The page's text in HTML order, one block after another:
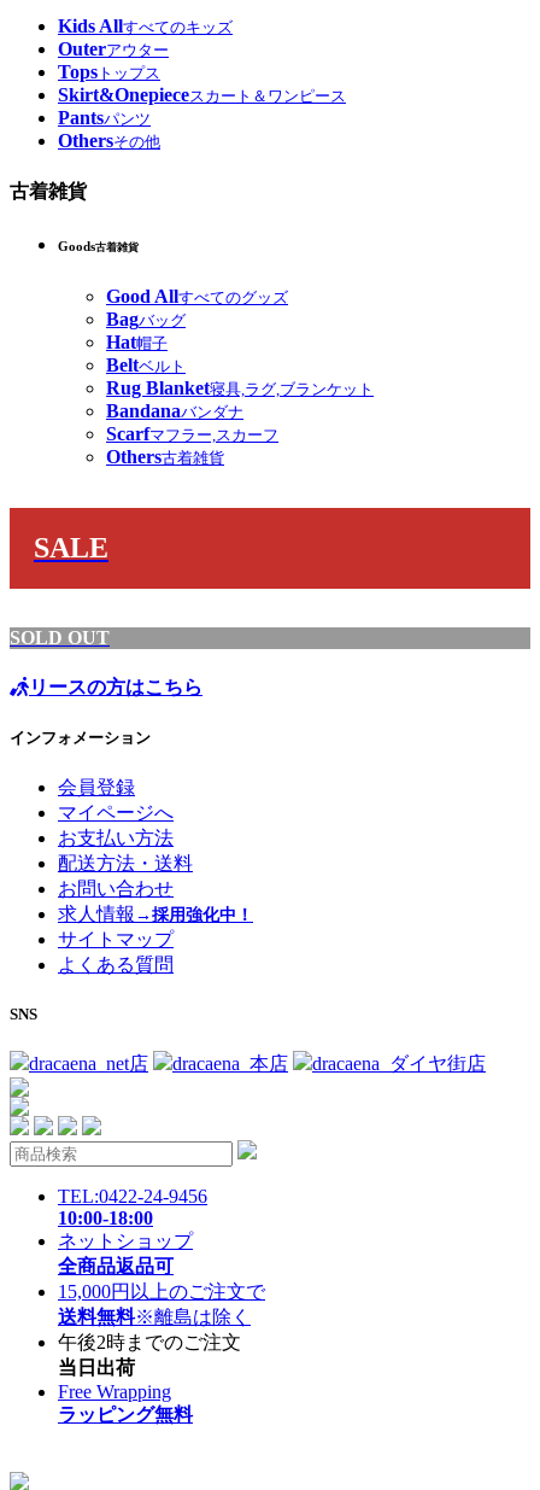
Kids Allすべてのキッズ
Outerアウター
Tops トップス
Skirt&Onepieceスカート＆ワンピース
Pantsパンツ
Othersその他
古着雑貨
Goods古着雑貨
Good Allすべてのグッズ
Bagバッグ
Hat帽子
Beltベルト
Rug Blanket寝具,ラグ,ブランケット
Bandanaバンダナ
Scarfマフラー,スカーフ
Others古着雑貨
SALE
SOLD OUT
リースの方はこちら
インフォメーション
会員登録
マイページへ
お支払い方法
配送方法・送料
お問い合わせ
求人情報 →採用強化中！
サイトマップ
よくある質問
SNS
dracaena_net店 dracaena_本店 dracaena_ダイヤ街店
TEL:0422-24-9456
10:00-18:00
ネットショップ
全商品返品可
15,000円以上のご注文で
送料無料※離島は除く
午後2時までのご注文
当日出荷
Free Wrapping
ラッピング無料